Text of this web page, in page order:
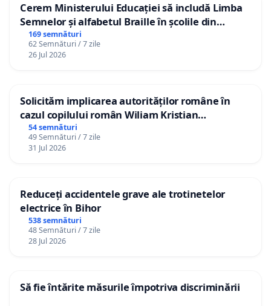
Cerem Ministerului Educației să includă Limba
Semnelor și alfabetul Braille în școlile din
Republica Moldova!
169 semnături
62 Semnături / 7 zile
26 Jul 2026
Solicităm implicarea autorităților române în
cazul copilului român Wiliam Kristian
Gheorghe, aflat în plasament în Danemarca de
12 ani
54 semnături
49 Semnături / 7 zile
31 Jul 2026
Reduceți accidentele grave ale trotinetelor
electrice în Bihor
538 semnături
48 Semnături / 7 zile
28 Jul 2026
Să fie întărite măsurile împotriva discriminării